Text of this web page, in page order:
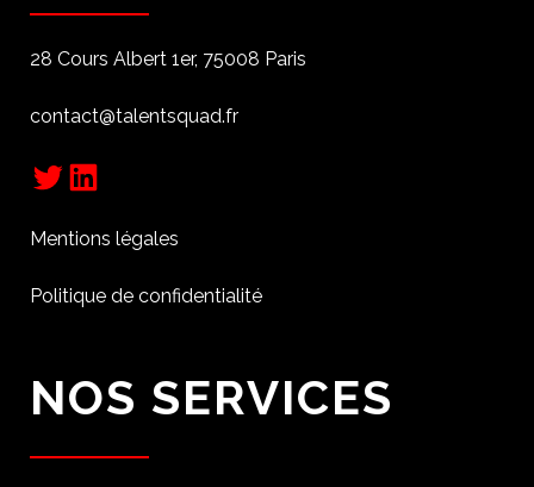
28 Cours Albert 1er, 75008 Paris
contact@talentsquad.fr
TwitterLinkedIn
Mentions légales
Politique de confidentialité
NOS SERVICES